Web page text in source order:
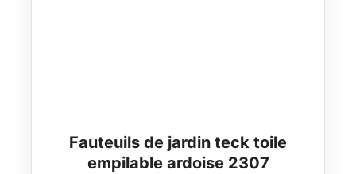
Fauteuils de jardin teck toile
empilable ardoise 2307